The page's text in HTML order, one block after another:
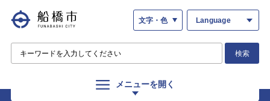
文字・色 Language
検索
メニューを開く